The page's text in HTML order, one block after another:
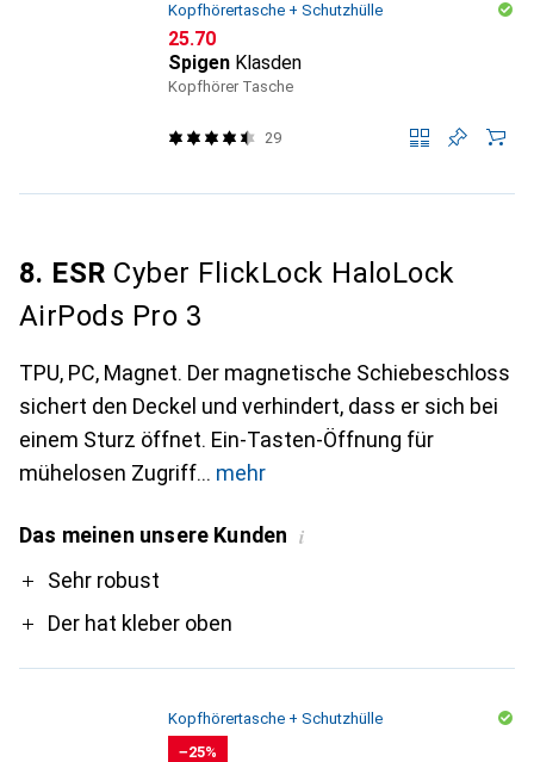
Kopfhörertasche + Schutzhülle
CHF
25.70
Spigen Klasden
Kopfhörer Tasche
29
8. ESR Cyber FlickLock HaloLock
AirPods Pro 3
TPU, PC, Magnet. Der magnetische Schiebeschloss
sichert den Deckel und verhindert, dass er sich bei
einem Sturz öffnet. Ein-Tasten-Öffnung für
mühelosen Zugriff
mehr
Das meinen unsere Kunden i
ProSehr robust
Der hat kleber oben
Kopfhörertasche + Schutzhülle
−25%